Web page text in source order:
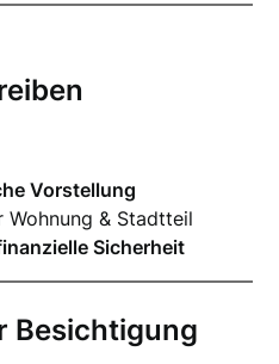
Vorstellung
Wohnung & Stadtteil
Sicherheit
Besichtigung